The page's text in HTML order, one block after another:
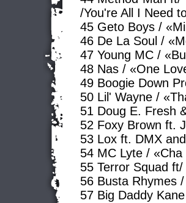
/You're All I Need
45 Geto Boys /
46 De La Soul /
47 Young MC /
48 Nas / «One
49 Boogie Down
50 Lil' Wayne /
51 Doug E. Fresh
52 Foxy Brown ft.
53 Lox ft. DMX
54 MC Lyte / «Cha
55 Terror Squad
56 Busta Rhymes
57 Big Daddy